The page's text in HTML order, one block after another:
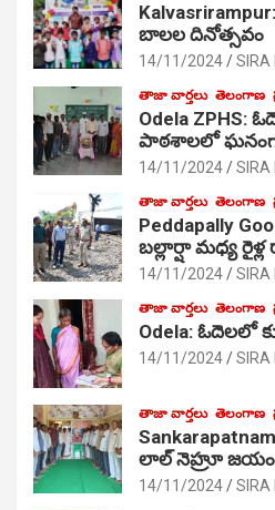
బాలల దినోత్సవం
14/11/2024 SIRA
తాజా వార్తలు తెలంగాణ
Odela ZPHS:
పాఠ‌శాల‌లో
14/11/2024 SIRA
తాజా వార్తలు తెలంగాణ
Peddapally
బల్లార్షా మధ్య రైళ్ల
14/11/2024 SIRA
తాజా వార్తలు తెలంగాణ
Odela: ఓదెలలో
14/11/2024 SIRA
తాజా వార్తలు తెలంగాణ
లాల్ నెహ్రూ
14/11/2024 SIRA